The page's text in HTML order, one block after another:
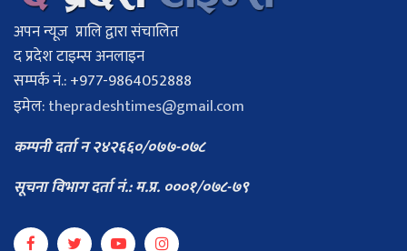
अपन न्यूज प्रालि द्वारा संचालित
द प्रदेश टाइम्स अनलाइन
सम्पर्क नं.: +977-9864052888
इमेल:thepradeshtimes@gmail.com
कम्पनी दर्ता न २४२६६०/०७७-०७८
सूचना विभाग दर्ता नं.: म.प्र. ०००१/०७८-७९